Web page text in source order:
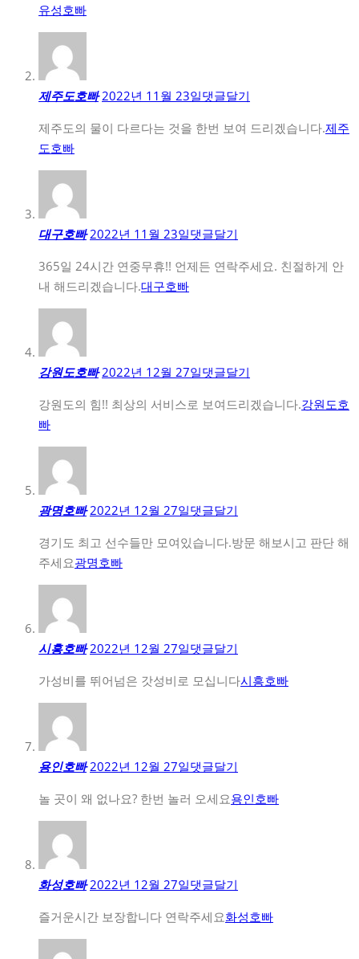
유성호빠
제주도호빠 2022년 11월 23일댓글달기
제주도의 물이 다르다는 것을 한번 보여 드리겠습니다.제주
도호빠
대구호빠 2022년 11월 23일댓글달기
365일 24시간 연중무휴!! 언제든 연락주세요. 친절하게 안
내 해드리겠습니다.대구호빠
강원도호빠 2022년 12월 27일댓글달기
강원도의 힘!! 최상의 서비스로 보여드리겠습니다.강원도호
빠
광명호빠 2022년 12월 27일댓글달기
경기도 최고 선수들만 모여있습니다.방문 해보시고 판단 해
주세요광명호빠
시흥호빠 2022년 12월 27일댓글달기
가성비를 뛰어넘은 갓성비로 모십니다시흥호빠
용인호빠 2022년 12월 27일댓글달기
놀 곳이 왜 없나요? 한번 놀러 오세요용인호빠
화성호빠 2022년 12월 27일댓글달기
즐거운시간 보장합니다 연락주세요화성호빠